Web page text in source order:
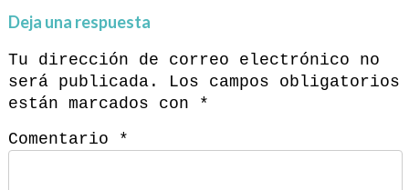
Deja una respuesta
Tu dirección de correo electrónico no
será publicada.
Los campos obligatorios
están marcados con
*
Comentario
*